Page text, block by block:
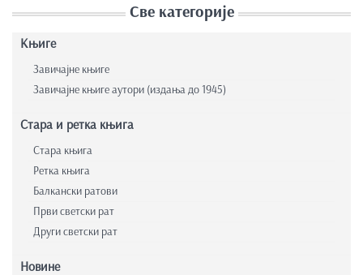
Све категорије
Књиге
Завичајне књиге
Завичајне књиге аутори (издања до 1945)
Стара и ретка књига
Стара књига
Ретка књига
Балкански ратови
Први светски рат
Други светски рат
Новине